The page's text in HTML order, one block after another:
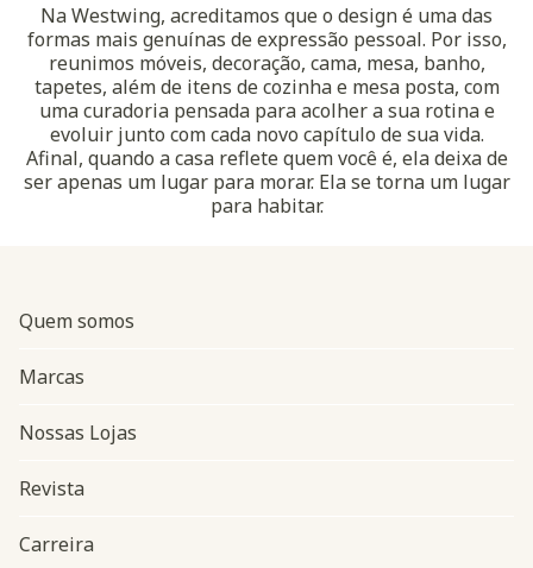
Na Westwing, acreditamos que o design é uma das
formas mais genuínas de expressão pessoal. Por isso,
reunimos móveis, decoração, cama, mesa, banho,
tapetes, além de itens de cozinha e mesa posta, com
uma curadoria pensada para acolher a sua rotina e
evoluir junto com cada novo capítulo de sua vida.
Afinal, quando a casa reflete quem você é, ela deixa de
ser apenas um lugar para morar. Ela se torna um lugar
para habitar.
Quem somos
Marcas
Nossas Lojas
Revista
Carreira